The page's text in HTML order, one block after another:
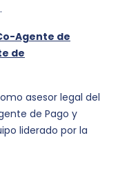
.
Agente de
de
asesor legal del
de Pago y
liderado por la